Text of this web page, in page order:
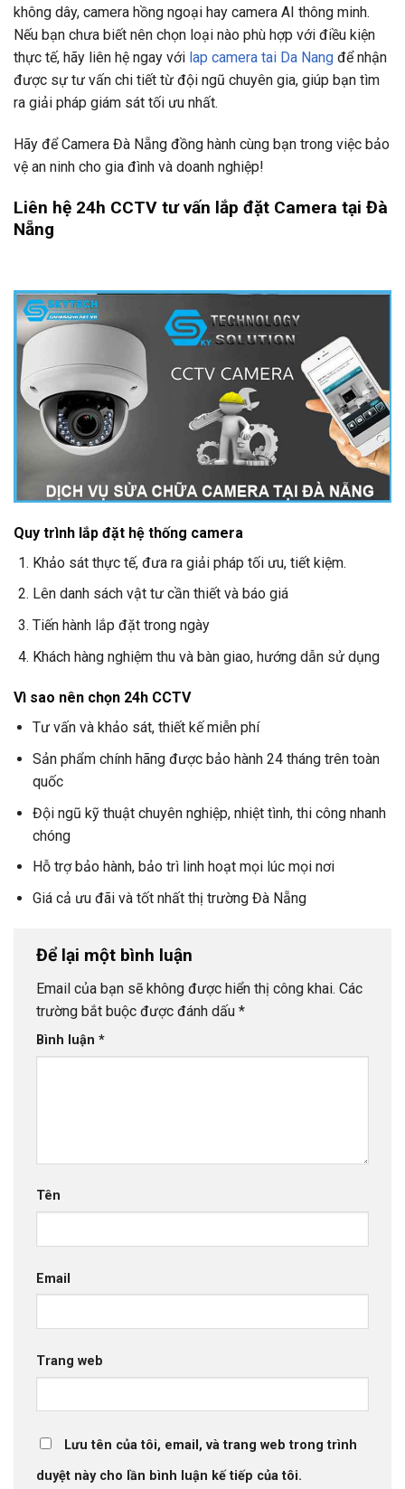
không dây, camera hồng ngoại hay camera AI thông minh.
Nếu bạn chưa biết nên chọn loại nào phù hợp với điều kiện
thực tế, hãy liên hệ ngay với lap camera tai Da Nang để nhận
được sự tư vấn chi tiết từ đội ngũ chuyên gia, giúp bạn tìm
ra giải pháp giám sát tối ưu nhất.
Hãy để Camera Đà Nẵng đồng hành cùng bạn trong việc bảo
vệ an ninh cho gia đình và doanh nghiệp!
Liên hệ 24h CCTV tư vấn lắp đặt Camera tại Đà
Nẵng
Quy trình lắp đặt hệ thống camera
Khảo sát thực tế, đưa ra giải pháp tối ưu, tiết kiệm.
Lên danh sách vật tư cần thiết và báo giá
Tiến hành lắp đặt trong ngày
Khách hàng nghiệm thu và bàn giao, hướng dẫn sử dụng
Vì sao nên chọn 24h CCTV
Tư vấn và khảo sát, thiết kế miễn phí
Sản phẩm chính hãng được bảo hành 24 tháng trên toàn
quốc
Đội ngũ kỹ thuật chuyên nghiệp, nhiệt tình, thi công nhanh
chóng
Hỗ trợ bảo hành, bảo trì linh hoạt mọi lúc mọi nơi
Giá cả ưu đãi và tốt nhất thị trường Đà Nẵng
Để lại một bình luận
Email của bạn sẽ không được hiển thị công khai. Các
trường bắt buộc được đánh dấu *
Bình luận *
Tên
Email
Trang web
Lưu tên của tôi, email, và trang web trong trình
duyệt này cho lần bình luận kế tiếp của tôi.